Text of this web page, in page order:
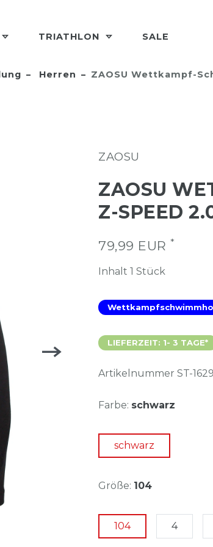
TRIATHLON SALE
Herren ZAOSU Wettkampf-
ZAOSU
ZAOSU
Z-SPEED
79,99 EUR *
Inhalt 1 Stück
LIEFERZEIT: 1- 3 TAGE*
Artikelnummer ST-
Farbe: schwarz
schwarz
Größe: 104
104 4